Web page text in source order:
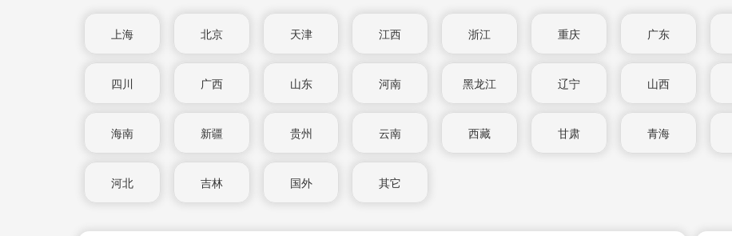
上海 北京 天津 江西 浙江 重庆 广东
四川 广西 山东 河南 黑龙江 辽宁 山西
海南 新疆 贵州 云南 西藏 甘肃 青海
河北 吉林 国外 其它